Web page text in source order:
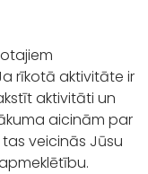
rīkotā aktivitāte ir
aktivitāti un
aicinām par
veicinās Jūsu